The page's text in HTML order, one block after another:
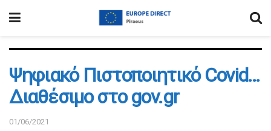
Ψηφιακό Πιστοποιητικό Covid…
Διαθέσιμο στο gov.gr
01/06/2021